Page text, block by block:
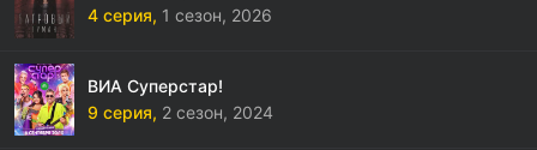
4 серия, 1 сезон, 2026
ВИА Суперстар!
9 серия, 2 сезон, 2024